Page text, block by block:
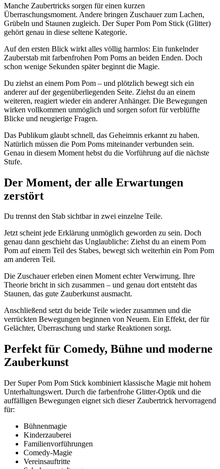
Manche Zaubertricks sorgen für einen kurzen
Überraschungsmoment. Andere bringen Zuschauer zum Lachen,
Grübeln und Staunen zugleich. Der Super Pom Pom Stick (Glitter)
gehört genau in diese seltene Kategorie.
Auf den ersten Blick wirkt alles völlig harmlos: Ein funkelnder
Zauberstab mit farbenfrohen Pom Poms an beiden Enden. Doch
schon wenige Sekunden später beginnt die Magie.
Du ziehst an einem Pom Pom – und plötzlich bewegt sich ein
anderer auf der gegenüberliegenden Seite. Ziehst du an einem
weiteren, reagiert wieder ein anderer Anhänger. Die Bewegungen
wirken vollkommen unmöglich und sorgen sofort für verblüffte
Blicke und neugierige Fragen.
Das Publikum glaubt schnell, das Geheimnis erkannt zu haben.
Natürlich müssen die Pom Poms miteinander verbunden sein.
Genau in diesem Moment hebst du die Vorführung auf die nächste
Stufe.
Der Moment, der alle Erwartungen
zerstört
Du trennst den Stab sichtbar in zwei einzelne Teile.
Jetzt scheint jede Erklärung unmöglich geworden zu sein. Doch
genau dann geschieht das Unglaubliche: Ziehst du an einem Pom
Pom auf einem Teil des Stabes, bewegt sich weiterhin ein Pom Pom
am anderen Teil.
Die Zuschauer erleben einen Moment echter Verwirrung. Ihre
Theorie bricht in sich zusammen – und genau dort entsteht das
Staunen, das gute Zauberkunst ausmacht.
Anschließend setzt du beide Teile wieder zusammen und die
verrückten Bewegungen beginnen von Neuem. Ein Effekt, der für
Gelächter, Überraschung und starke Reaktionen sorgt.
Perfekt für Comedy, Bühne und moderne
Zauberkunst
Der Super Pom Pom Stick kombiniert klassische Magie mit hohem
Unterhaltungswert. Durch die farbenfrohe Glitter-Optik und die
auffälligen Bewegungen eignet sich dieser Zaubertrick hervorragend
für:
Bühnenmagie
Kinderzauberei
Familienvorführungen
Comedy-Magie
Vereinsauftritte